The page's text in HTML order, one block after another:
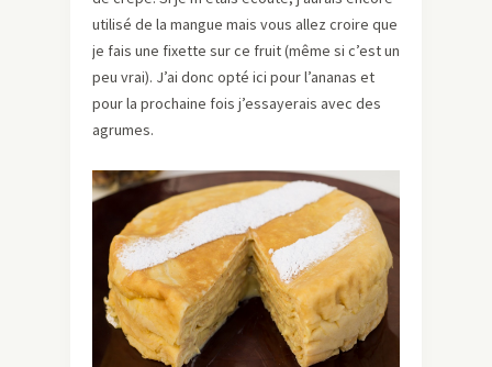
utilisé de la mangue mais vous allez croire que
je fais une fixette sur ce fruit (même si c’est un
peu vrai). J’ai donc opté ici pour l’ananas et
pour la prochaine fois j’essayerais avec des
agrumes.